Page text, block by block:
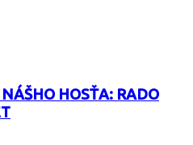
HOSŤA: RADO